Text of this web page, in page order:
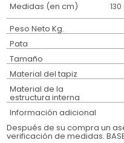
Medidas (en cm)
Peso Neto Kg.
Pata
Tamaño
Material del tapiz
Material de la
estructura interna
Información adicional
Después de su compra un
verificación de medidas. BASE